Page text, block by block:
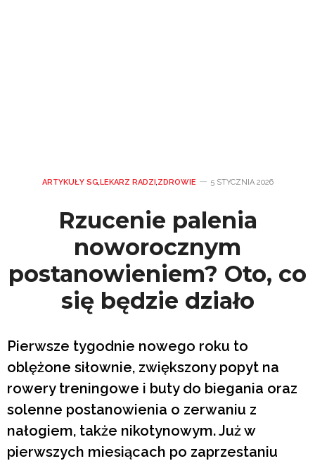
ARTYKUŁY SG,LEKARZ RADZI,ZDROWIE 5 STYCZNIA 2026
Rzucenie palenia
noworocznym
postanowieniem? Oto, co
się będzie działo
Pierwsze tygodnie nowego roku to
oblężone siłownie, zwiększony popyt na
rowery treningowe i buty do biegania oraz
solenne postanowienia o zerwaniu z
nałogiem, także nikotynowym. Już w
pierwszych miesiącach po zaprzestaniu